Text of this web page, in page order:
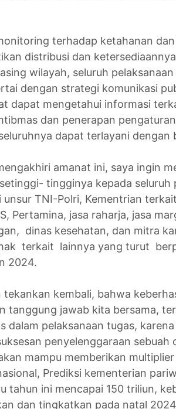
terhadap ketahanan
distribusi dan
wilayah, seluruh
dengan strategi komunikasi
dapat mengetahui informasi
dan penerapan
dapat terlayani dengan
amanat ini, saya ingin
tingginya kepada seluruh
TNI-Polri, Kementrian
Pertamina, jasa raharja, jasa
dinas kesehatan, dan mitra
terkait lainnya yang turut
2024.
tekankan kembali, bahwa
tanggung jawab kita bersama,
dalam pelaksanaan tugas,
penyelenggaraan sebuah
mampu memberikan
Prediksi kementerian
tahun ini mencapai 150 triliun,
dan tingkatkan pada natal